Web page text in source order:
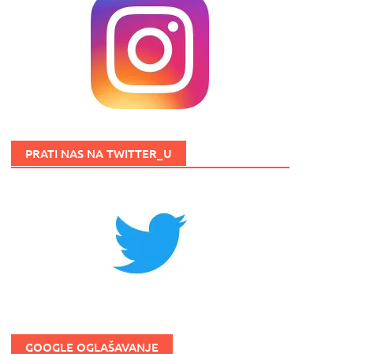
PRATI NAS NA TWITTER_U
GOOGLE OGLAŠAVANJE